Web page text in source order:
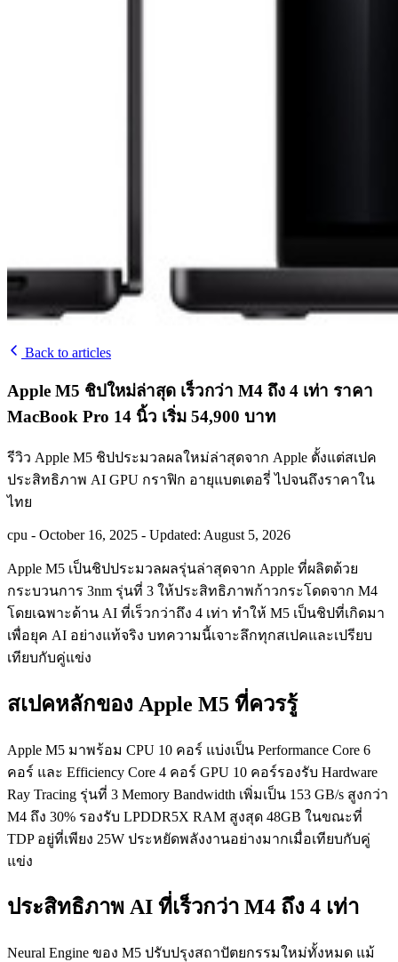
Back to articles
Apple M5 ชิปใหม่ล่าสุด เร็วกว่า M4 ถึง 4 เท่า ราคา
MacBook Pro 14 นิ้ว เริ่ม 54,900 บาท
รีวิว Apple M5 ชิปประมวลผลใหม่ล่าสุดจาก Apple ตั้งแต่สเปค
ประสิทธิภาพ AI GPU กราฟิก อายุแบตเตอรี่ ไปจนถึงราคาใน
ไทย
cpu - October 16, 2025 - Updated: August 5, 2026
Apple M5 เป็นชิปประมวลผลรุ่นล่าสุดจาก Apple ที่ผลิตด้วย
กระบวนการ 3nm รุ่นที่ 3 ให้ประสิทธิภาพก้าวกระโดดจาก M4
โดยเฉพาะด้าน AI ที่เร็วกว่าถึง 4 เท่า ทำให้ M5 เป็นชิปที่เกิดมา
เพื่อยุค AI อย่างแท้จริง บทความนี้เจาะลึกทุกสเปคและเปรียบ
เทียบกับคู่แข่ง
สเปคหลักของ Apple M5 ที่ควรรู้
Apple M5 มาพร้อม CPU 10 คอร์ แบ่งเป็น Performance Core 6
คอร์ และ Efficiency Core 4 คอร์ GPU 10 คอร์รองรับ Hardware
Ray Tracing รุ่นที่ 3 Memory Bandwidth เพิ่มเป็น 153 GB/s สูงกว่า
M4 ถึง 30% รองรับ LPDDR5X RAM สูงสุด 48GB ในขณะที่
TDP อยู่ที่เพียง 25W ประหยัดพลังงานอย่างมากเมื่อเทียบกับคู่
แข่ง
ประสิทธิภาพ AI ที่เร็วกว่า M4 ถึง 4 เท่า
Neural Engine ของ M5 ปรับปรุงสถาปัตยกรรมใหม่ทั้งหมด แม้